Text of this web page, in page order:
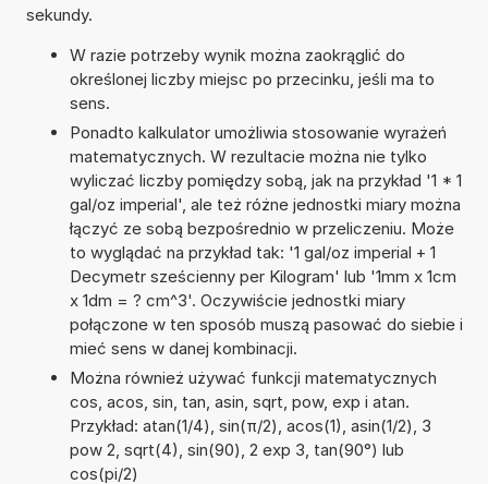
sekundy.
W razie potrzeby wynik można zaokrąglić do
określonej liczby miejsc po przecinku, jeśli ma to
sens.
Ponadto kalkulator umożliwia stosowanie wyrażeń
matematycznych. W rezultacie można nie tylko
wyliczać liczby pomiędzy sobą, jak na przykład '1 * 1
gal/oz imperial', ale też różne jednostki miary można
łączyć ze sobą bezpośrednio w przeliczeniu. Może
to wyglądać na przykład tak: '1 gal/oz imperial + 1
Decymetr sześcienny per Kilogram' lub '1mm x 1cm
x 1dm = ? cm^3'. Oczywiście jednostki miary
połączone w ten sposób muszą pasować do siebie i
mieć sens w danej kombinacji.
Można również używać funkcji matematycznych
cos, acos, sin, tan, asin, sqrt, pow, exp i atan.
Przykład: atan(1/4), sin(π/2), acos(1), asin(1/2), 3
pow 2, sqrt(4), sin(90), 2 exp 3, tan(90°) lub
cos(pi/2)